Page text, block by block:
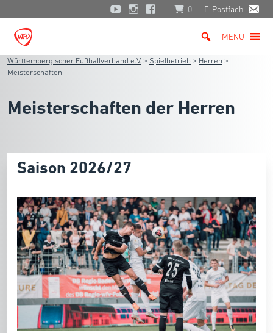
0 E-Postfach
MENU
Württembergischer Fußballverband e.V. > Spielbetrieb > Herren >
Meisterschaften
Meisterschaften der Herren
Saison 2026/27